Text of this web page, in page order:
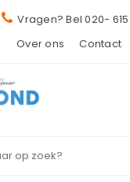
Vragen? Bel 020-
Over ons
Contact